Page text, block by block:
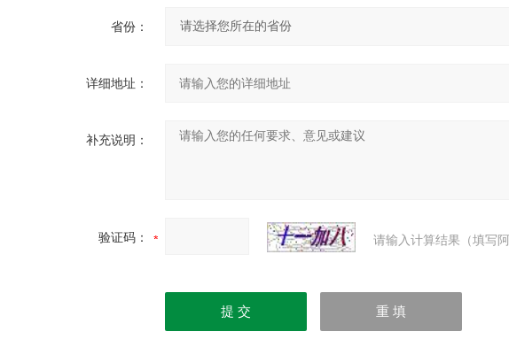
省份：
详细地址：
补充说明：
验证码： 请输入计算结果（填写